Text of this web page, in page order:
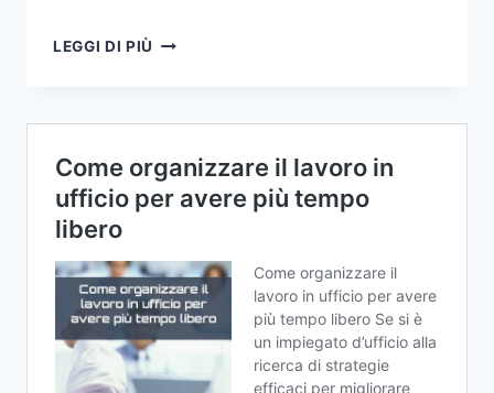
LEGGI DI PIÙ OTTIMIZZARE
STRATEGIE
EFFICACI